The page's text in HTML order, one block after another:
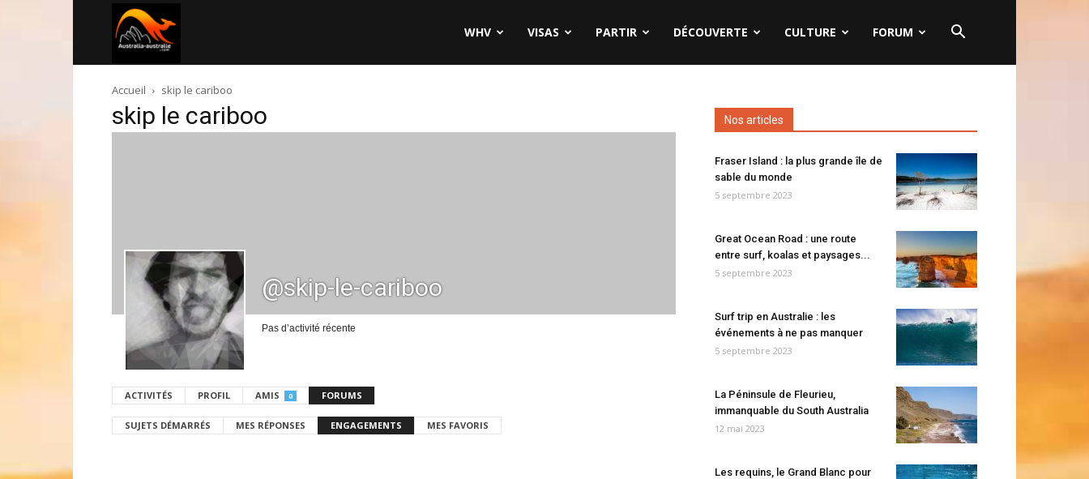
australie.com
WHV VISAS PARTIR DÉCOUVERTE CULTURE FORUM
Accueil skip le cariboo
skip le cariboo
@skip-le-cariboo
Pas d’activité récente
ACTIVITÉS PROFIL AMIS 0 FORUMS
SUJETS DÉMARRÉS MES RÉPONSES ENGAGEMENTS MES FAVORIS
Nos articles
Fraser Island : la plus grande île de
sable du monde
5 septembre 2023
Great Ocean Road : une route
entre surf, koalas et paysages...
5 septembre 2023
Surf trip en Australie : les
événements à ne pas manquer
5 septembre 2023
La Péninsule de Fleurieu,
immanquable du South Australia
12 mai 2023
Les requins, le Grand Blanc pour